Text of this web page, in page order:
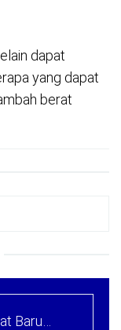
dapat
yang dapat
berat
Baru…